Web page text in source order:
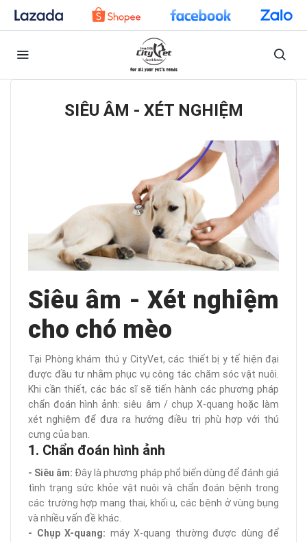
SIÊU ÂM - XÉT NGHIỆM
Siêu âm - Xét nghiệm
cho chó mèo
Tại Phòng khám thú y CityVet, các thiết bị y tế hiện đại
được đầu tư nhằm phục vụ công tác chăm sóc vật nuôi.
Khi cần thiết, các bác sĩ sẽ tiến hành các phương pháp
chẩn đoán hình ảnh: siêu âm / chụp X-quang hoặc làm
xét nghiệm để đưa ra hướng điều trị phù hợp với thú
cưng của bạn.
1. Chẩn đoán hình ảnh
- Siêu âm: Đây là phương pháp phổ biến dùng để đánh giá
tình trạng sức khỏe vật nuôi và chẩn đoán bệnh trong
các trường hợp mang thai, khối u, các bệnh ở vùng bụng
và nhiều vấn đề khác.
- Chụp X-quang: máy X-quang thường được dùng để